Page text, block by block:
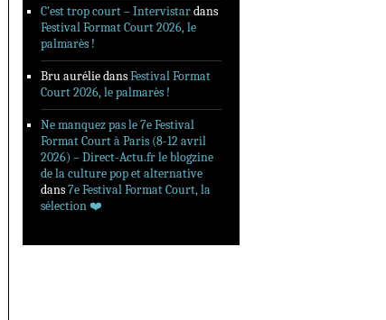
C’est trop court – Intervistardans
Festival Format Court 2026, le
palmarès !
Bru auréliedansFestival Format
Court 2026, le palmarès !
Ne manquez pas le 7e Festival
Format Court à Paris (8-12 avril
2026) – Direct-Actu.fr le blogzine
de la culture pop et alternative
dans7e Festival Format Court, la
sélection ❤️‍